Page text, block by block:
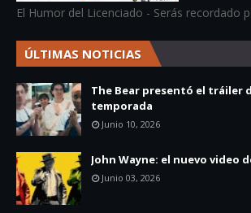
El Humor del Licenciado - Serás recordado
ÚLTIMAS NOTICIAS
The Bear presentó el tráiler
temporada
Junio 10, 2026
John Wayne: el nuevo video
Junio 03, 2026